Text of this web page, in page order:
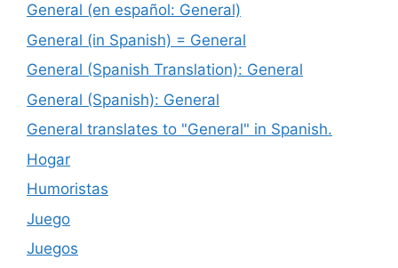
General (en español: General)
General (in Spanish) = General
General (Spanish Translation): General
General (Spanish): General
General translates to "General" in Spanish.
Hogar
Humoristas
Juego
Juegos